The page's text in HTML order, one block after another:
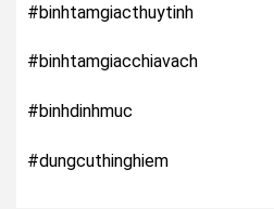
#binhtamgiacthuytinh
#binhtamgiacchiavach
#binhdinhmuc
#dungcuthinghiem